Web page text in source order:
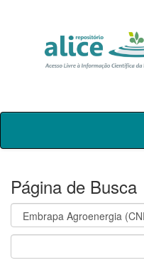
Skip
Página de Busca